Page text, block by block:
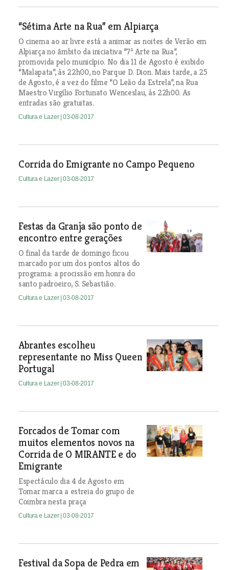
“Sétima Arte na Rua” em Alpiarça
O cinema ao ar livre está a animar as noites de Verão em
Alpiarça no âmbito da iniciativa “7ª Arte na Rua”,
promovida pelo município. No dia 11 de Agosto é exibido
“Malapata”, às 22h00, no Parque D. Dion. Mais tarde, a 25
de Agosto, é a vez do filme “O Leão da Estrela”, na Rua
Maestro Virgílio Fortunato Wenceslau, às 22h00. As
entradas são gratuitas.
Cultura e Lazer | 03-08-2017
Corrida do Emigrante no Campo Pequeno
Cultura e Lazer | 03-08-2017
Festas da Granja são ponto de
encontro entre gerações
O final da tarde de domingo ficou
marcado por um dos pontos altos do
programa: a procissão em honra do
santo padroeiro, S. Sebastião.
Cultura e Lazer | 03-08-2017
Abrantes escolheu
representante no Miss Queen
Portugal
Cultura e Lazer | 03-08-2017
Forcados de Tomar com
muitos elementos novos na
Corrida de O MIRANTE e do
Emigrante
Espectáculo dia 4 de Agosto em
Tomar marca a estreia do grupo de
Coimbra nesta praça
Cultura e Lazer | 03-08-2017
Festival da Sopa de Pedra em